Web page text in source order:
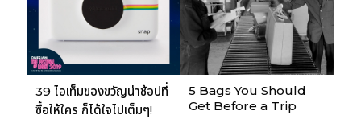
39 ไอเท็มของขวัญน่าช้อปที่
ซื้อให้ใคร ก็ได้ใจไปเต็มๆ!
5 Bags You Should
Get Before a Trip